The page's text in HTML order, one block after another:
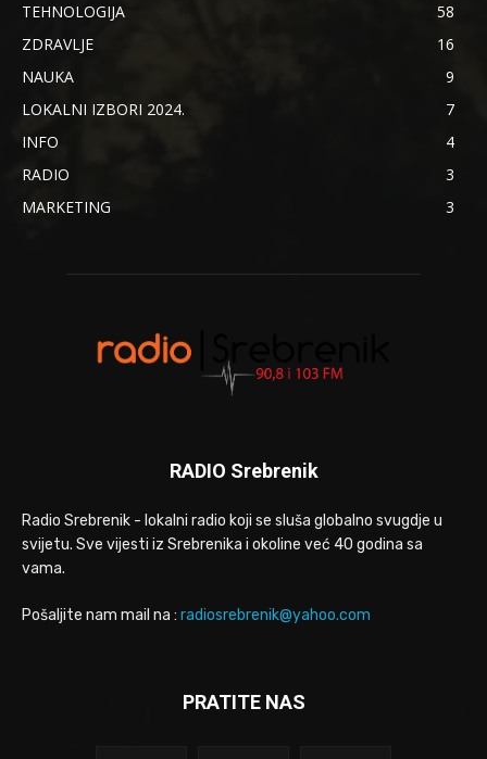
TEHNOLOGIJA
58
ZDRAVLJE
16
NAUKA
9
LOKALNI IZBORI 2024.
7
INFO
4
RADIO
3
MARKETING
3
RADIO Srebrenik
Radio Srebrenik - lokalni radio koji se sluša globalno svugdje u
svijetu. Sve vijesti iz Srebrenika i okoline već 40 godina sa
vama.
Pošaljite nam mail na : radiosrebrenik@yahoo.com
PRATITE NAS